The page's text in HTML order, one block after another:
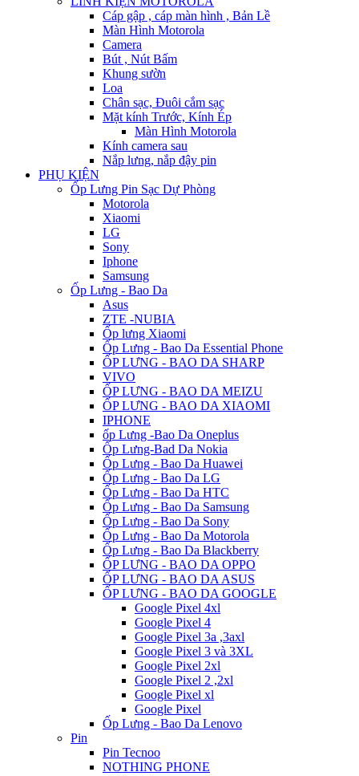
Cáp gập , cáp màn hình , Bản Lề
Màn Hình Motorola
Camera
Bút , Nút Bấm
Khung sườn
Loa
Chân sạc, Đuôi cắm sạc
Mặt kính Trước, Kính Ép
Màn Hình Motorola
Kính camera sau
Nắp lưng, nắp đậy pin
PHỤ KIỆN
Ốp Lưng Pin Sạc Dự Phòng
Motorola
Xiaomi
LG
Sony
Iphone
Samsung
Ốp Lưng - Bao Da
Asus
ZTE -NUBIA
Ốp lưng Xiaomi
Ốp Lưng - Bao Da Essential Phone
ỐP LƯNG - BAO DA SHARP
VIVO
ỐP LƯNG - BAO DA MEIZU
ỐP LƯNG - BAO DA XIAOMI
IPHONE
ốp Lưng -Bao Da Oneplus
Ốp Lưng-Bad Da Nokia
Ốp Lưng - Bao Da Huawei
Ốp Lưng - Bao Da LG
Ốp Lưng - Bao Da HTC
Ốp Lưng - Bao Da Samsung
Ốp Lưng - Bao Da Sony
Ốp Lưng - Bao Da Motorola
Ốp Lưng - Bao Da Blackberry
ỐP LƯNG - BAO DA OPPO
ỐP LƯNG - BAO DA ASUS
ỐP LƯNG - BAO DA GOOGLE
Google Pixel 4xl
Google Pixel 4
Google Pixel 3a ,3axl
Google Pixel 3 và 3XL
Google Pixel 2xl
Google Pixel 2 ,2xl
Google Pixel xl
Google Pixel
Ốp Lưng - Bao Da Lenovo
Pin
Pin Tecnoo
NOTHING PHONE